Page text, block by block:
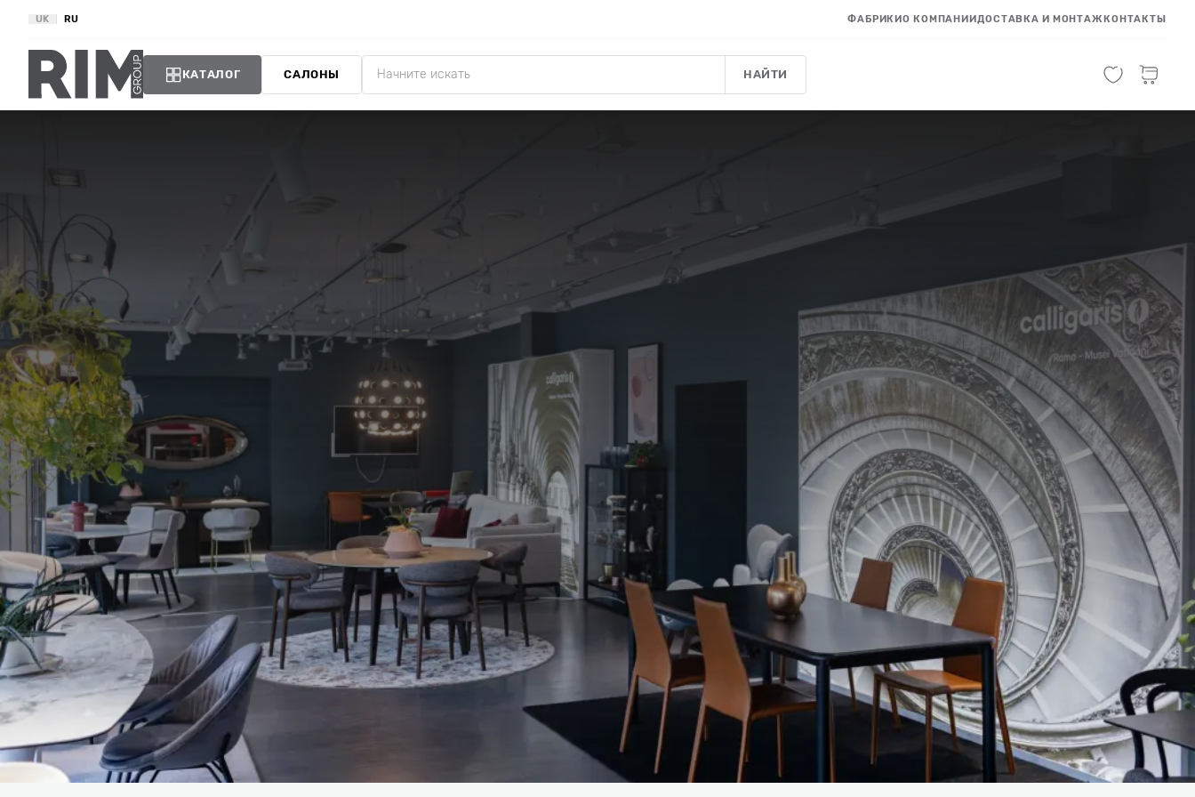
UK RU ФАБРИКИО КОМПАНИИДОСТАВКА И МОНТАЖКОНТАКТЫ
КАТАЛОГ САЛОНЫ НАЙТИ